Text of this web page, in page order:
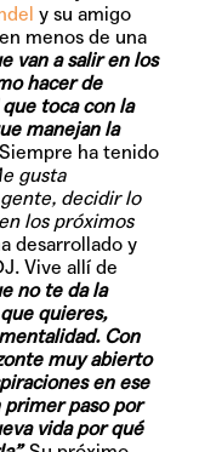
y su amigo
menos de una
van a salir en los
hacer de
toca con la
manejan la
ha tenido
gusta
decidir lo
los próximos
desarrollado y
Vive allí de
no te da la
quieres,
Con
muy abierto
en ese
paso por
vida por qué